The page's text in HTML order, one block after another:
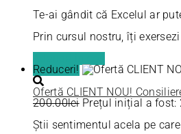
Te-ai gândit că Excelul ar
Prin cursul nostru, îți
Reduceri!
Ofertă CLIENT NOU!
200.00lei Prețul inițial a fost:
Știi sentimentul acela pe